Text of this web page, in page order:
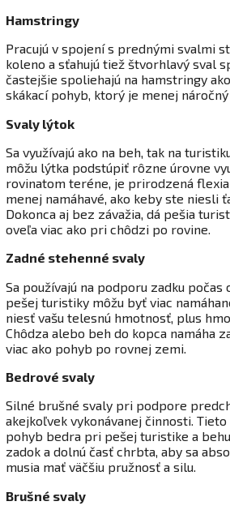
Hamstringy
Pracujú v spojení s prednými svalmi
koleno a sťahujú tiež štvorhlavý sval
častejšie spoliehajú na hamstringy
skákací pohyb, ktorý je menej
Svaly lýtok
Sa využívajú ako na beh, tak na
môžu lýtka podstúpiť rôzne úrovne
rovinatom teréne, je prirodzená
menej namáhavé, ako keby ste niesli
Dokonca aj bez závažia, dá pešia
oveľa viac ako pri chôdzi po rovine.
Zadné stehenné svaly
Sa používajú na podporu zadku počas
pešej turistiky môžu byť viac
niesť vašu telesnú hmotnosť, plus
Chôdza alebo beh do kopca namáha
viac ako pohyb po rovnej zemi.
Bedrové svaly
Silné brušné svaly pri podpore
akejkoľvek vykonávanej činnosti.
pohyb bedra pri pešej turistike a
zadok a dolnú časť chrbta, aby sa
musia mať väčšiu pružnosť a silu.
Brušné svaly